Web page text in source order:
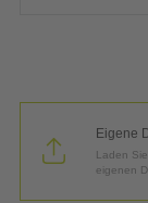
Eigene
Laden
eigenen